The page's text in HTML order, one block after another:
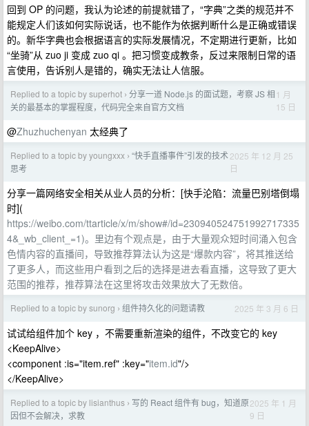
回到 OP 的问题，我认为论述的前提就错了，“字典”之类的规范并不
能规定人们该如何实际说话，也不能作为依据判断什么是正确或错误
的。新华字典也会根据语言的实际发展情况，不定期进行更新，比如
“坐骑”从 zuo ji 变成 zuo qi 。把习惯变成教条，反过来限制日常的语
言使用，告诉别人是错的，确实无法让人信服。
Replied to a topic by superhot › 分享一道 Node.js 的面试题，考察 JS 相
关的最基本的掌握程度，代码完全来自官方文档
1 月
15 日
@Zhuzhuchenyan 太经典了
Replied to a topic by youngxxx › “快手直播事件”引发的技术
思考
2025 年 12 月 25
日
分享一篇网络安全相关从业人员的分析：[快手沦陷：流量巴别塔倒塌
时](
https://weibo.com/ttarticle/x/m/show#/id=230940524751992717335
4&_wb_client_=1)。里边有个观点是，由于大量观众短时间涌入包含
色情内容的直播间，导致推荐算法认为这是“爆款内容”，将其推送给
了更多人，而这些用户看到之后的选择是进去看直播，这导致了更大
范围的推荐，推荐算法在这里将攻击效果放大了无数倍。
Replied to a topic by sunorg › 组件持久化的问题请教 2025 年 3 月 6 日
试试给组件加个 key ，不需要重新渲染的组件，不改变它的 key
<KeepAlive>
<component :is="item.ref" :key="item.id"/>
</KeepAlive>
Replied to a topic by lisianthus › 写的 React 组件有 bug，知道原
因但不会解决，求教
2025 年 1 月
9 日